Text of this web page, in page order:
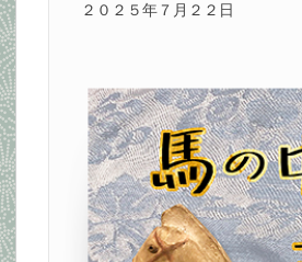
２０２５年７月２２日